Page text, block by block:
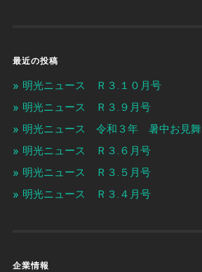
最近の投稿
明光ニュース Ｒ３.１０月号
明光ニュース Ｒ３.９月号
明光ニュース 令和３年 暑中お見舞
明光ニュース Ｒ３.６月号
明光ニュース Ｒ３.５月号
明光ニュース Ｒ３.４月号
企業情報